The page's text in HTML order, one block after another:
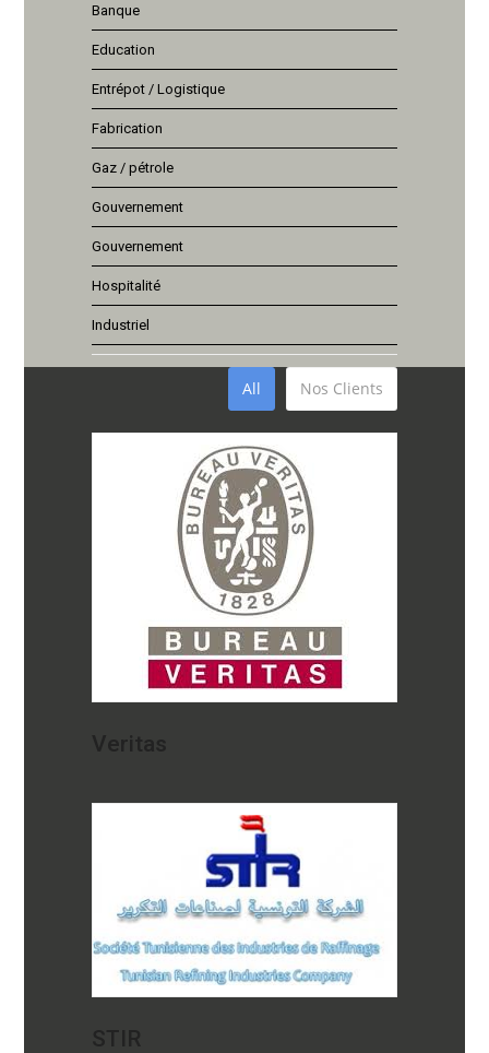
Banque
Education
Entrépot / Logistique
Fabrication
Gaz / pétrole
Gouvernement
Gouvernement
Hospitalité
Industriel
All Nos Clients
Veritas
STIR